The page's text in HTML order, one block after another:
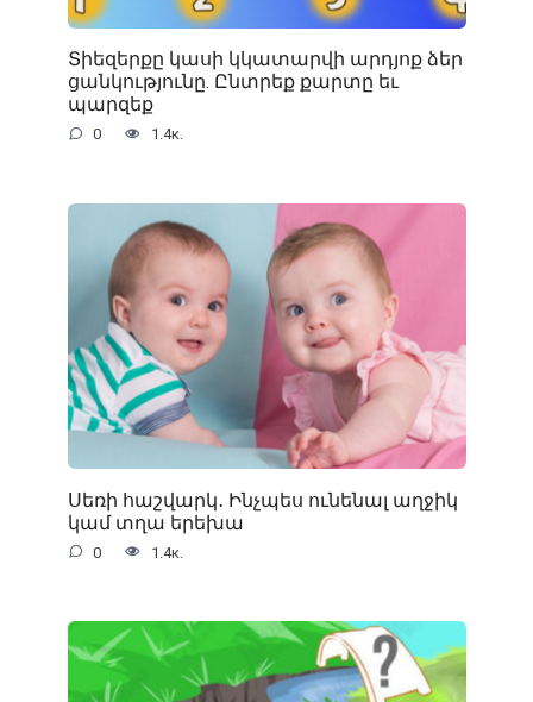
Տիեզերքը կասի կկատարվի արդյոք ձեր
ցանկությունը. Ընտրեք քարտը եւ
պարզեք
0 1.4к.
Սեռի հաշվարկ․ Ինչպես ունենալ աղջիկ
կամ տղա երեխա
0 1.4к.